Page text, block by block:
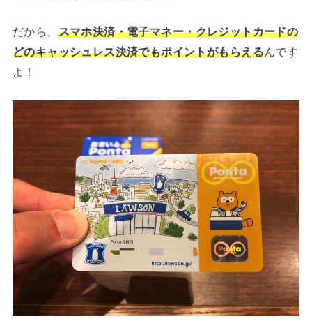
だから、 スマホ決済・電子マネー・クレジットカードの
どのキャッシュレス決済でもポイントがもらえるんです
よ！